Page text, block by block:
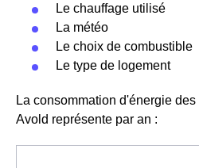
Le chauffage utilisé
La météo
Le choix de combustible
Le type de logement
La consommation d'énergie
Avold représente par an :